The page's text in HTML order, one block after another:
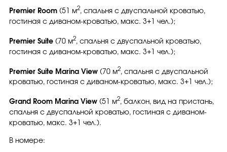
Premier Room (51 м2, спальня с двуспальной кроватью,
гостиная с диваном-кроватью, макс. 3+1 чел.);
Premier Suite (70 м2, спальня с двуспальной кроватью,
гостиная с диваном-кроватью, макс. 3+1 чел.);
Premier Suite Marina View (70 м2, спальня с двуспальной
кроватью, гостиная с диваном-кроватью, макс. 3+1 чел.);
Grand Room Marina View (51 м2, балкон, вид на пристань,
спальня с двуспальной кроватью, гостиная с диваном-
кроватью, макс. 3+1 чел.).
В номере: